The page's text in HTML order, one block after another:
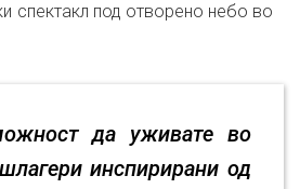
спектакл под отворено небо во
да уживате во
инспирирани од